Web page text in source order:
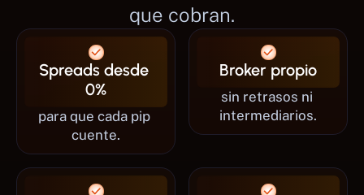
que cobran.
Spreads desde
0%
para que cada pip
cuente.
Broker propio
sin retrasos ni
intermediarios.